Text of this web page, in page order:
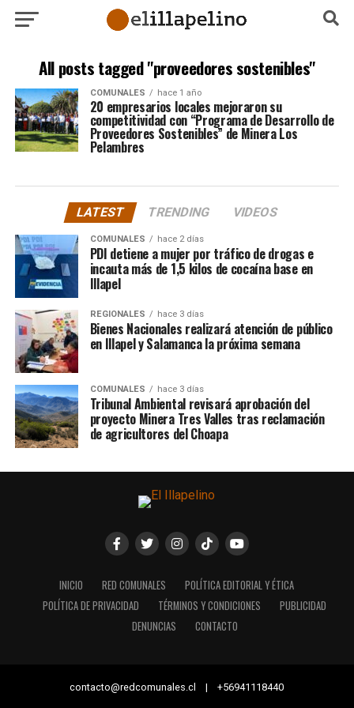
All posts tagged "proveedores sostenibles"
COMUNALES hace 1 año
20 empresarios locales mejoraron su
competitividad con “Programa de Desarrollo de
Proveedores Sostenibles” de Minera Los
Pelambres
LATEST TRENDING VIDEOS
COMUNALES hace 2 días
PDI detiene a mujer por tráfico de drogas e
incauta más de 1,5 kilos de cocaína base en
Illapel
REGIONALES hace 3 días
Bienes Nacionales realizará atención de público
en Illapel y Salamanca la próxima semana
COMUNALES hace 3 días
Tribunal Ambiental revisará aprobación del
proyecto Minera Tres Valles tras reclamación
de agricultores del Choapa
INICIO RED COMUNALES
POLÍTICA EDITORIAL Y ÉTICA
POLÍTICA DE PRIVACIDAD
TÉRMINOS Y CONDICIONES
PUBLICIDAD
DENUNCIAS
CONTACTO
contacto@redcomunales.cl | +56941118440